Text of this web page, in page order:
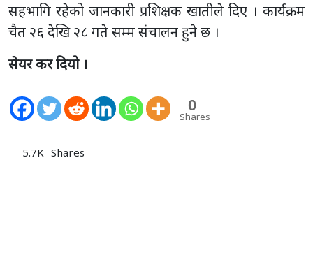
सहभागि रहेको जानकारी प्रशिक्षक खातीले दिए । कार्यक्रम
चैत २६ देखि २८ गते सम्म संचालन हुने छ ।
सेयर कर दियो ।
0
Shares
5.7K Shares